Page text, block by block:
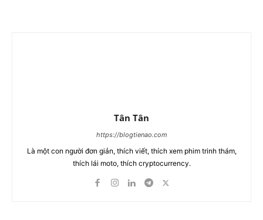
Tân Tân
https://blogtienao.com
Là một con người đơn giản, thích viết, thích xem phim trinh thám,
thích lái moto, thích cryptocurrency.